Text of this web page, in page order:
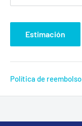
Estimación
Política de reembolso